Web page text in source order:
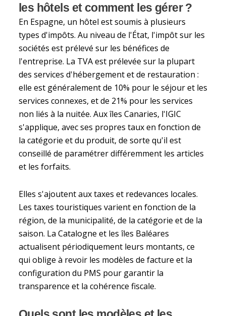
les hôtels et comment les gérer ?
En Espagne, un hôtel est soumis à plusieurs
types d'impôts. Au niveau de l'État, l'impôt sur les
sociétés est prélevé sur les bénéfices de
l'entreprise. La TVA est prélevée sur la plupart
des services d'hébergement et de restauration :
elle est généralement de 10% pour le séjour et les
services connexes, et de 21% pour les services
non liés à la nuitée. Aux îles Canaries, l'IGIC
s'applique, avec ses propres taux en fonction de
la catégorie et du produit, de sorte qu'il est
conseillé de paramétrer différemment les articles
et les forfaits.
Elles s'ajoutent aux taxes et redevances locales.
Les taxes touristiques varient en fonction de la
région, de la municipalité, de la catégorie et de la
saison. La Catalogne et les îles Baléares
actualisent périodiquement leurs montants, ce
qui oblige à revoir les modèles de facture et la
configuration du PMS pour garantir la
transparence et la cohérence fiscale.